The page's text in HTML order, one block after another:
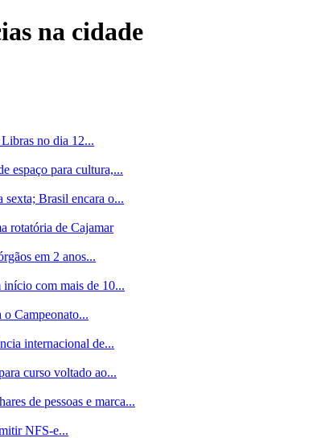
na cidade
no dia 12...
espaço para cultura,...
Brasil encara o...
rotatória de Cajamar
em 2 anos...
início com mais de 10...
o Campeonato...
internacional de...
curso voltado ao...
de pessoas e marca...
NFS-e...